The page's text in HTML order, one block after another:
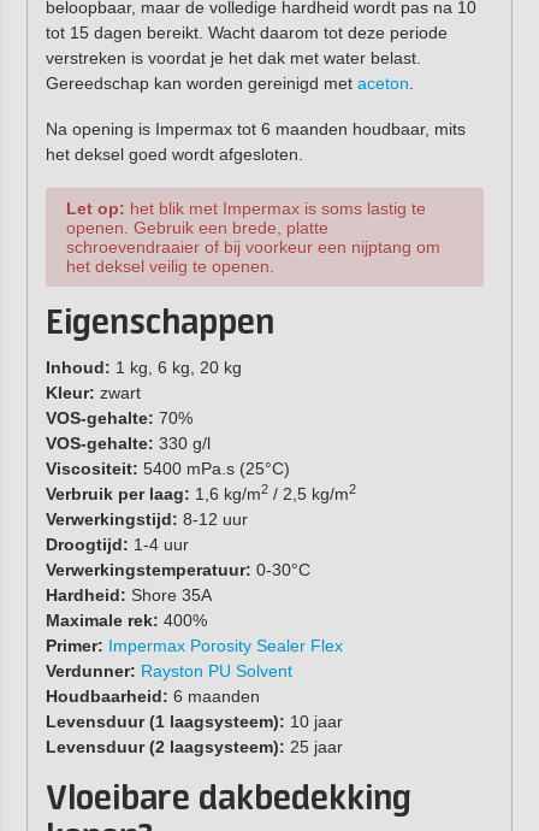
beloopbaar, maar de volledige hardheid wordt pas na 10
tot 15 dagen bereikt. Wacht daarom tot deze periode
verstreken is voordat je het dak met water belast.
Gereedschap kan worden gereinigd met aceton.
Na opening is Impermax tot 6 maanden houdbaar, mits
het deksel goed wordt afgesloten.
Let op: het blik met Impermax is soms lastig te
openen. Gebruik een brede, platte
schroevendraaier of bij voorkeur een nijptang om
het deksel veilig te openen.
Eigenschappen
Inhoud: 1 kg, 6 kg, 20 kg
Kleur: zwart
VOS-gehalte: 70%
VOS-gehalte: 330 g/l
Viscositeit: 5400 mPa.s (25°C)
Verbruik per laag: 1,6 kg/m2/ 2,5 kg/m2
Verwerkingstijd: 8-12 uur
Droogtijd: 1-4 uur
Verwerkingstemperatuur: 0-30°C
Hardheid: Shore 35A
Maximale rek: 400%
Primer: Impermax Porosity Sealer Flex
Verdunner: Rayston PU Solvent
Houdbaarheid: 6 maanden
Levensduur (1 laagsysteem): 10 jaar
Levensduur (2 laagsysteem): 25 jaar
Vloeibare dakbedekking